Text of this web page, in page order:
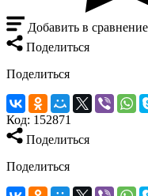
Добавить в сравнение
Поделиться
Поделиться
Код: 152871
Поделиться
Поделиться